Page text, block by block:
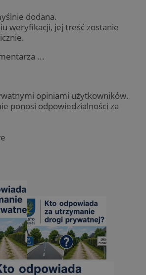
dodana.
weryfikacji, jej treść zostanie
...
opiniami użytkowników.
ponosi odpowiedzialności za